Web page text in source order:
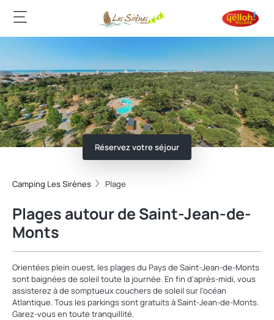
Réservez votre séjour
Camping Les Sirènes Plage
Plages autour de Saint-Jean-de-
Monts
Orientées plein ouest, les plages du Pays de Saint-Jean-de-Monts
sont baignées de soleil toute la journée. En fin d'après-midi, vous
assisterez à de somptueux couchers de soleil sur l'océan
Atlantique. Tous les parkings sont gratuits à Saint-Jean-de-Monts.
Garez-vous en toute tranquillité.